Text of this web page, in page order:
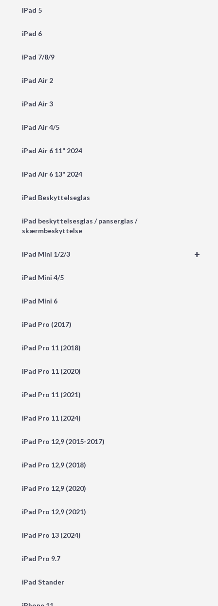
iPad 5
iPad 6
iPad 7/8/9
iPad Air 2
iPad Air 3
iPad Air 4/5
iPad Air 6 11" 2024
iPad Air 6 13" 2024
iPad Beskyttelseglas
iPad beskyttelsesglas / panserglas /
skærmbeskyttelse
+
iPad Mini 1/2/3
iPad Mini 4/5
iPad Mini 6
iPad Pro (2017)
iPad Pro 11 (2018)
iPad Pro 11 (2020)
iPad Pro 11 (2021)
iPad Pro 11 (2024)
iPad Pro 12,9 (2015-2017)
iPad Pro 12,9 (2018)
iPad Pro 12,9 (2020)
iPad Pro 12,9 (2021)
iPad Pro 13 (2024)
iPad Pro 9.7
iPad Stander